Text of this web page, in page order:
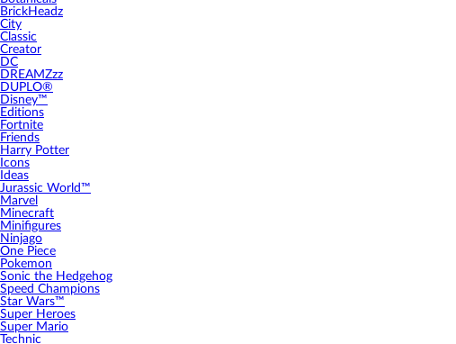
BrickHeadz
City
Classic
Creator
DC
DREAMZzz
DUPLO®
Disney™
Editions
Fortnite
Friends
Harry Potter
Icons
Ideas
Jurassic World™
Marvel
Minecraft
Minifigures
Ninjago
One Piece
Pokemon
Sonic the Hedgehog
Speed Champions
Star Wars™
Super Heroes
Super Mario
Technic